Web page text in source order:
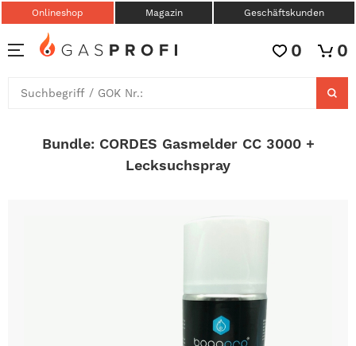
Onlineshop Magazin Geschäftskunden
0 0
Bundle: CORDES Gasmelder CC 3000 +
Lecksuchspray